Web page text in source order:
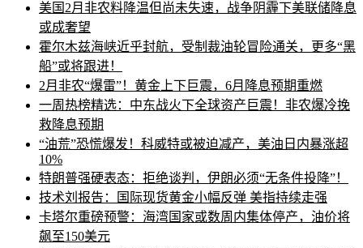
美国2月非农料降温但尚未失速，战争阴霾下美联储降息
或成奢望
霍尔木兹海峡近乎封航，受制裁油轮冒险通关，更多“黑
船”或将跟进！
2月非农“爆雷”！黄金上下巨震，6月降息预期重燃
一周热榜精选：中东战火下全球资产巨震！非农爆冷挽
救降息预期
“油荒”恐慌爆发！科威特或被迫减产，美油日内暴涨超
10%
特朗普强硬表态：拒绝谈判，伊朗必须“无条件投降”！
技术刘报告：国际现货黄金小幅反弹 美指持续走强
卡塔尔重磅预警：海湾国家或数周内集体停产，油价将
飙至150美元